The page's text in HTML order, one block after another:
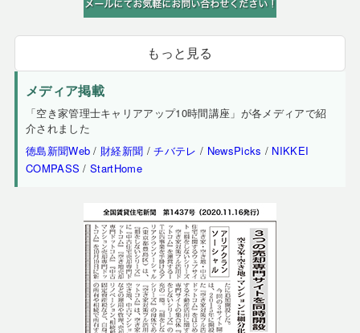
もっと見る
メディア掲載
「空き家管理士キャリアアップ10時間講座」が各メディアで紹
介されました
徳島新聞Web / 財経新聞 /チバテレ / NewsPicks / NIKKEI
COMPASS /StartHome